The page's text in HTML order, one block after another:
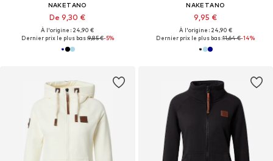
NAKETANO
De 9,30 €
À l'origine : 24,90 €
Dernier prix le plus bas :9,85 €-5%
NAKETANO
9,95 €
À l'origine : 24,90 €
Dernier prix le plus bas :11,64 €-14%